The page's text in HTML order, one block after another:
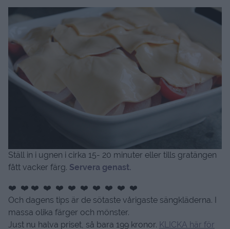
Ställ in i ugnen i cirka 15- 20 minuter eller tills gratängen
fått vacker färg. Servera genast.
❤️ ❤️ ❤️ ❤️ ❤️ ❤️ ❤️ ❤️ ❤️ ❤️ ❤️
Och dagens tips är de sötaste vårigaste sängkläderna. I
massa olika färger och mönster.
Just nu halva priset, så bara 199 kronor. KLICKA här för